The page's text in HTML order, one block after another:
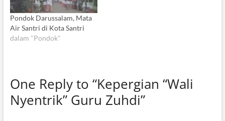
Pondok Darussalam, Mata
Air Santri di Kota Santri
dalam "Pondok"
One Reply to “Kepergian “Wali
Nyentrik” Guru Zuhdi”